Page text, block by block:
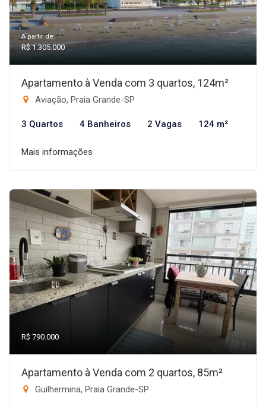
A partir de:
R$ 1.305.000
Apartamento à Venda com 3 quartos, 124m²
Aviação, Praia Grande-SP
3 Quartos 4 Banheiros 2 Vagas 124 m²
Mais informações
R$ 790.000
Apartamento à Venda com 2 quartos, 85m²
Guilhermina, Praia Grande-SP